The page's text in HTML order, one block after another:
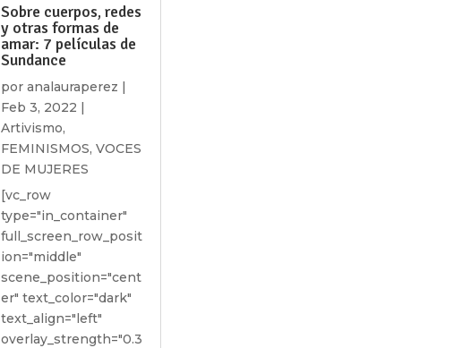
Sobre cuerpos, redes
y otras formas de
amar: 7 películas de
Sundance
por analauraperez |
Feb 3, 2022 |
Artivismo,
FEMINISMOS, VOCES
DE MUJERES
[vc_row
type="in_container"
full_screen_row_posit
ion="middle"
scene_position="cent
er" text_color="dark"
text_align="left"
overlay_strength="0.3